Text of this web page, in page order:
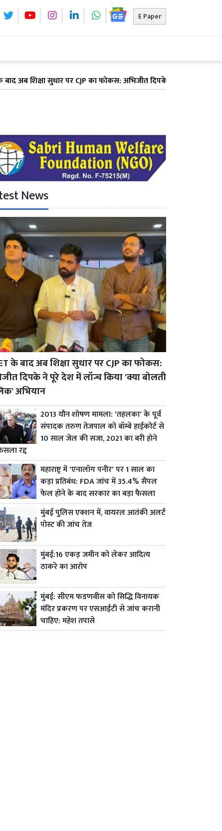
E Paper
सुधार पर CJP का फोकस: अभिजीत दिपके ने पूरे देश में लॉन्च किया
News
के बाद अब शिक्षा सुधार पर CJP का फोकस:
दिपके ने पूरे देश में लॉन्च किया 'क्या बोलती
अभियान
2013 यौन शोषण मामला: 'तहलका' के पूर्व
संपादक तरुण तेजपाल को बॉम्बे हाईकोर्ट से
10 साल जेल की सजा, 2021 का बरी होने
रद्द
महाराष्ट्र में 'एनालॉग पनीर' पर 1 साल का
कड़ा प्रतिबंध: FDA जांच में 35.4% सैंपल
फेल होने के बाद सरकार का बड़ा फैसला
मुंबई पुलिस एक्शन में, वायरल आतंकी अलर्ट
पोस्ट की जांच तेज
मुंबई:16 एकड़ जमीन को लेकर आदित्य
ठाकरे का आरोप
मुंबई: सीएम फडणवीस को सिद्धि विनायक
मंदिर प्रकरण पर एसआईटी से जांच करानी
चाहिए: महेश तपासे